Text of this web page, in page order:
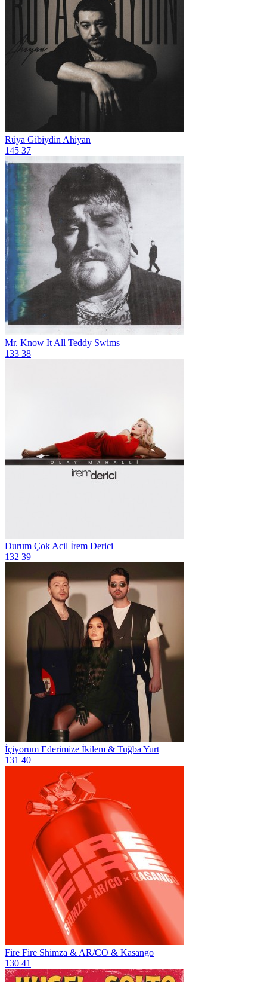
Rüya Gibiydin Ahiyan
145 37
Mr. Know It All Teddy Swims
133 38
Durum Çok Acil İrem Derici
132 39
İçiyorum Ederimize İkilem & Tuğba Yurt
131 40
Fire Fire Shimza & AR/CO & Kasango
130 41